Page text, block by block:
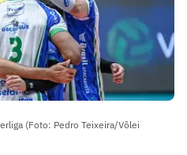
(Foto: Pedro Teixeira/Vôlei